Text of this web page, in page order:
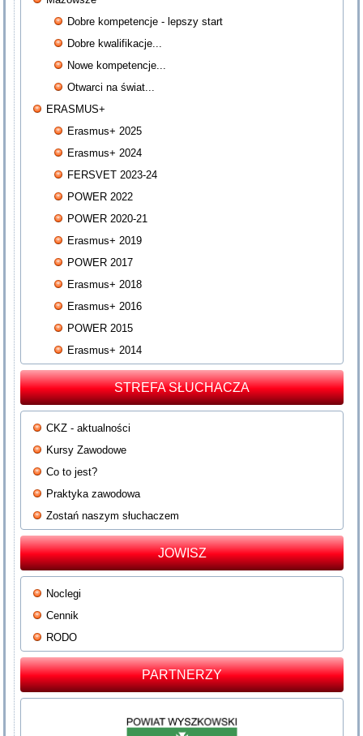
Dobre kompetencje - lepszy start
Dobre kwalifikacje...
Nowe kompetencje...
Otwarci na świat...
ERASMUS+
Erasmus+ 2025
Erasmus+ 2024
FERSVET 2023-24
POWER 2022
POWER 2020-21
Erasmus+ 2019
POWER 2017
Erasmus+ 2018
Erasmus+ 2016
POWER 2015
Erasmus+ 2014
STREFA SŁUCHACZA
CKZ - aktualności
Kursy Zawodowe
Co to jest?
Praktyka zawodowa
Zostań naszym słuchaczem
JOWISZ
Noclegi
Cennik
RODO
PARTNERZY